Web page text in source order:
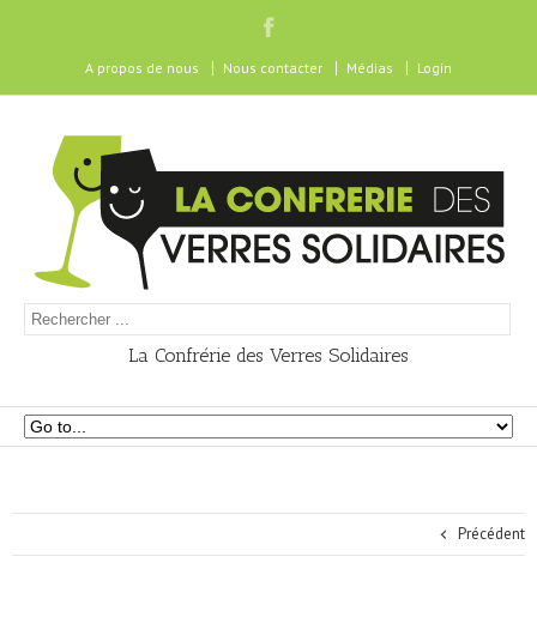
A propos de nous Nous contacter Médias Login
La Confrérie des Verres Solidaires
Précédent